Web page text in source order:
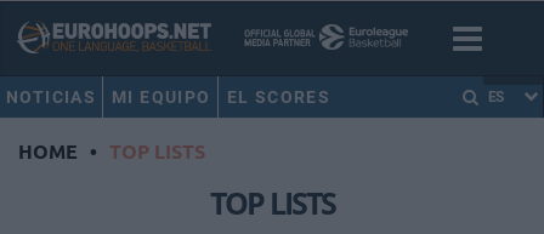
NOTICIAS MI EQUIPO EL SCORES ES
HOME • TOP LISTS
TOP LISTS